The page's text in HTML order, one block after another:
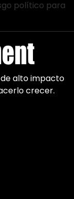
político para
alto impacto
crecer.